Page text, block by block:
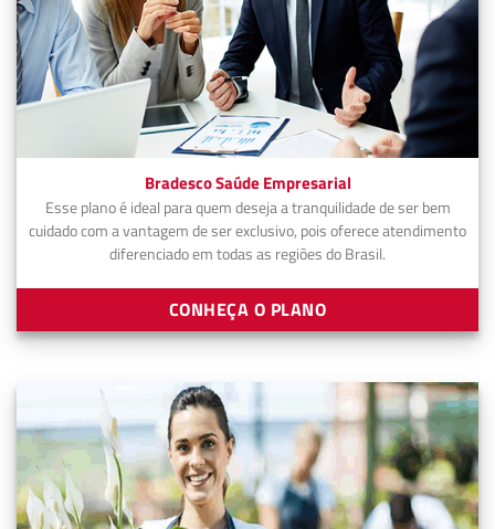
Bradesco Saúde Empresarial
Esse plano é ideal para quem deseja a tranquilidade de ser bem
cuidado com a vantagem de ser exclusivo, pois oferece atendimento
diferenciado em todas as regiões do Brasil.
CONHEÇA O PLANO